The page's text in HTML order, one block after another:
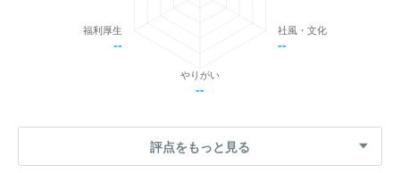
社風・文化
--
やりがい
--
福利厚生
--
評点をもっと見る